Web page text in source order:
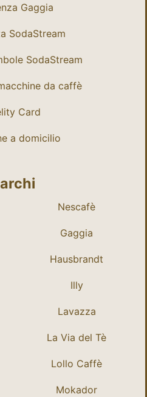
Gaggia
SodaStream
SodaStream
da caffè
Card
a domicilio
Nescafè
Gaggia
Hausbrandt
Illy
Lavazza
La Via del Tè
Lollo Caffè
Mokador